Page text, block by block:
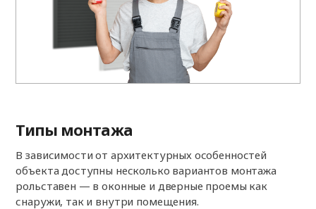
Типы монтажа
В зависимости от архитектурных особенностей
объекта доступны несколько вариантов монтажа
рольставен — в оконные и дверные проемы как
снаружи, так и внутри помещения.